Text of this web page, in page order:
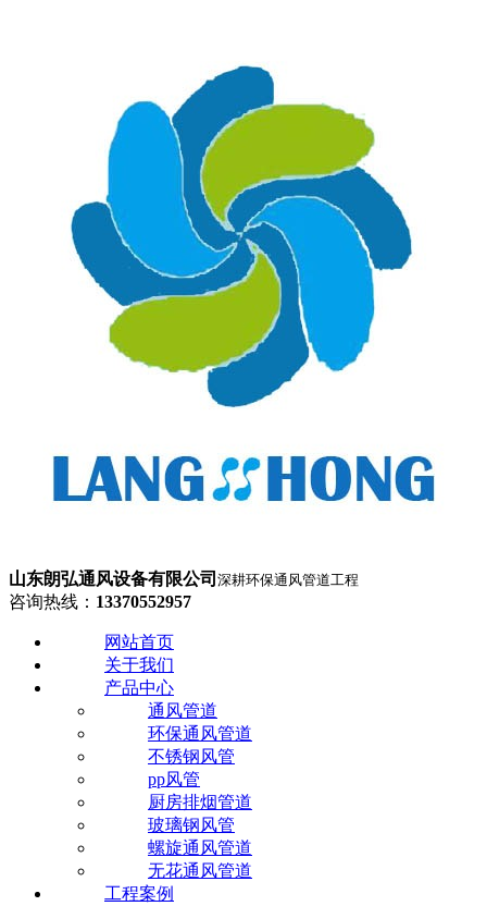
山东朗弘通风设备有限公司 深耕环保通风管道工程
咨询热线： 13370552957
网站首页
关于我们
产品中心
通风管道
环保通风管道
不锈钢风管
pp风管
厨房排烟管道
玻璃钢风管
螺旋通风管道
无花通风管道
工程案例